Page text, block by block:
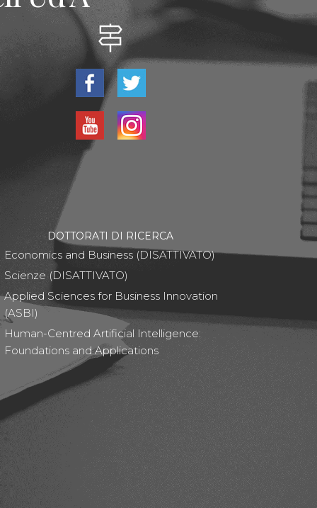
DOTTORATI DI RICERCA
Economics and Business (DISATTIVATO)
Scienze (DISATTIVATO)
Applied Sciences for Business Innovation
(ASBI)
Human-Centred Artificial Intelligence:
Foundations and Applications